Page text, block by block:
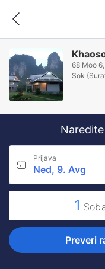
68 Moo
Sok
Prijava
Ned, 9. Avg
1
Preveri